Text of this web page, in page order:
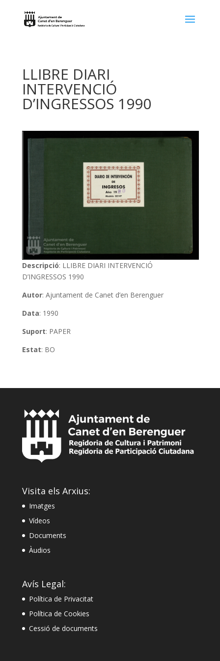
LLIBRE DIARI
INTERVENCIÓ
D’INGRESSOS 1990
Descripció: LLIBRE DIARI INTERVENCIÓ
D’INGRESSOS 1990
Autor: Ajuntament de Canet d’en Berenguer
Data: 1990
Suport: PAPER
Estat: BO
Visita els Arxius:
Imatges
Vídeos
Documents
Àudios
Avís Legal:
Política de Privacitat
Política de Cookies
Cessió de documents